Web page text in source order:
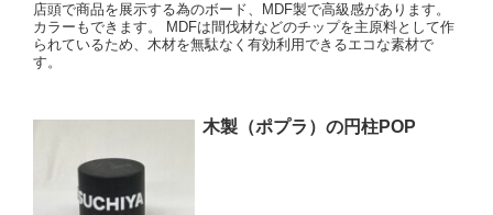
店頭で商品を展示する為のボード、MDF製で高級感があります。
カラーもできます。 MDFは間伐材などのチップを主原料として作
られているため、木材を無駄なく有効利用できるエコな素材で
す。
木製（ポプラ）の円柱POP